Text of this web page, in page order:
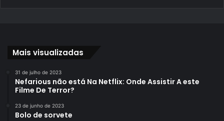
Mais visualizadas
31 de julho de 2023
Nefarious não está Na Netflix: Onde Assistir A este
Filme De Terror?
23 de junho de 2023
Bolo de sorvete